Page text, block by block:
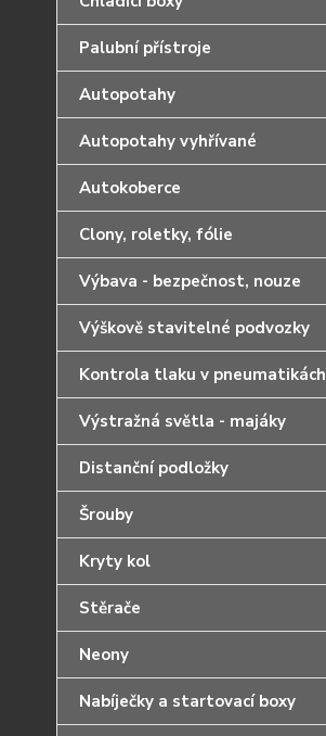
Palubní přístroje
Autopotahy
Autopotahy vyhřívané
Autokoberce
Clony, roletky, fólie
Výbava - bezpečnost, nouze
Výškově stavitelné podvozky
Kontrola tlaku v pneumatikách
Výstražná světla - majáky
Distanční podložky
Šrouby
Kryty kol
Stěrače
Neony
Nabíječky a startovací boxy